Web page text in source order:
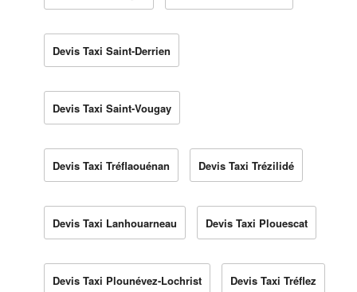
Devis Taxi Saint-Derrien
Devis Taxi Saint-Vougay
Devis Taxi Tréflaouénan Devis Taxi Trézilidé
Devis Taxi Lanhouarneau Devis Taxi Plouescat
Devis Taxi Plounévez-Lochrist Devis Taxi Tréflez